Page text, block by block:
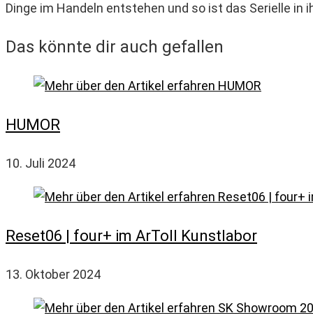
Dinge im Handeln entstehen und so ist das Serielle in
Das könnte dir auch gefallen
HUMOR
10. Juli 2024
Reset06 | four+ im ArToll Kunstlabor
13. Oktober 2024